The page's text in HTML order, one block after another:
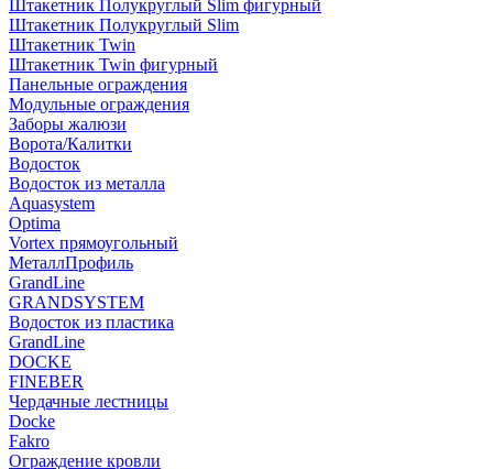
Штакетник Полукруглый Slim фигурный
Штакетник Полукруглый Slim
Штакетник Twin
Штакетник Twin фигурный
Панельные ограждения
Модульные ограждения
Заборы жалюзи
Ворота/Калитки
Водосток
Водосток из металла
Aquasystem
Optima
Vortex прямоугольный
МеталлПрофиль
GrandLine
GRANDSYSTEM
Водосток из пластика
GrandLine
DOCKE
FINEBER
Чердачные лестницы
Docke
Fakro
Ограждение кровли